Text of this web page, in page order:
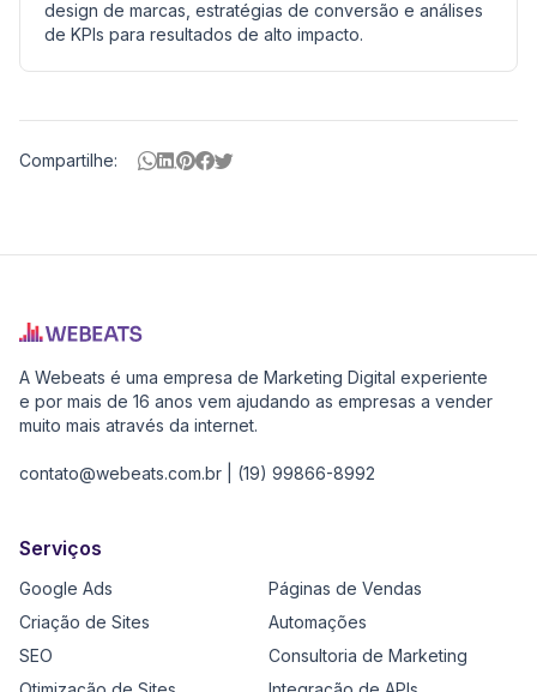
design de marcas, estratégias de conversão e análises
de KPIs para resultados de alto impacto.
Compartilhe:
Parceiros
Pure
Vitality
Club
Fitness,
Relationships,
Improve
Hearing,
Pain
Management
Sociedade
A Webeats é uma empresa de Marketing Digital experiente
e por mais de 16 anos vem ajudando as empresas a vender
muito mais através da internet.
contato@webeats.com.br (19) 99866-8992
Serviços
Google Ads
Criação de Sites
SEO
Páginas de Vendas
Automações
Consultoria de Marketing